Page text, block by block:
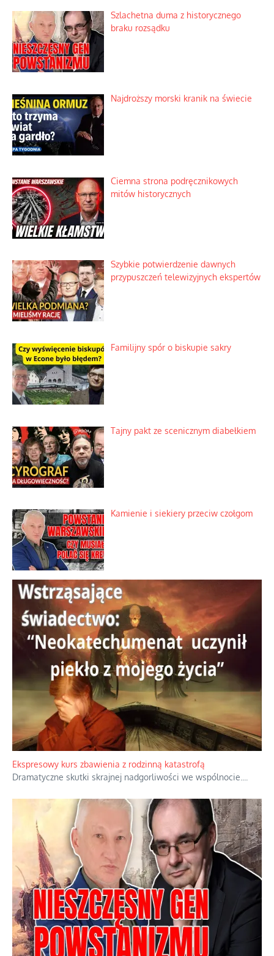
Tajny pakt ze scenicznym diabełkiem
Kamienie i siekiery przeciw czołgom